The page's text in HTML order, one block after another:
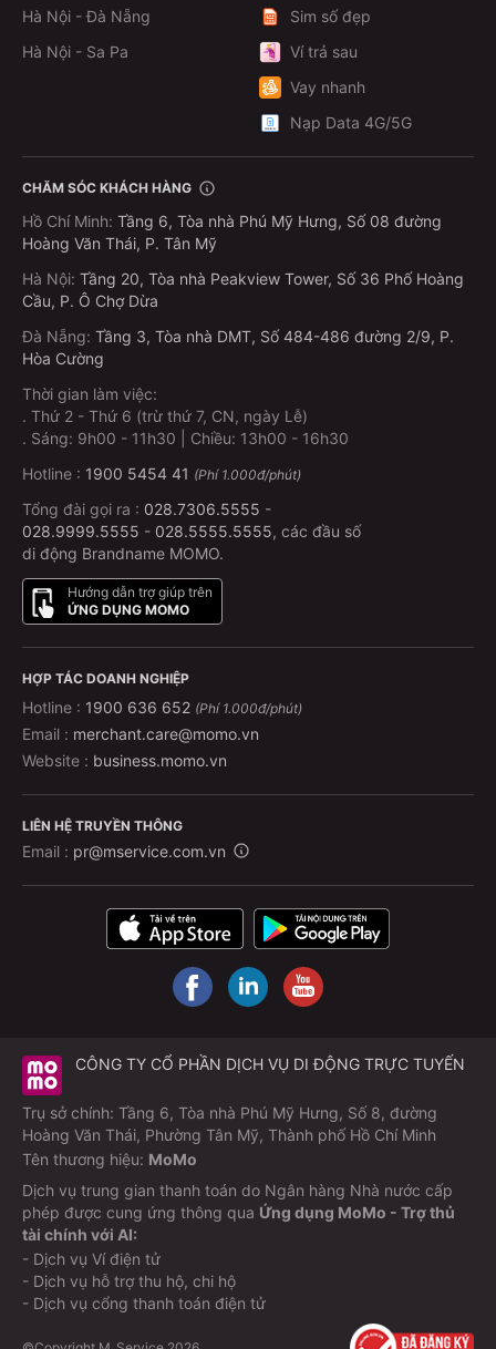
Hà Nội - Đà Nẵng
Hà Nội - Sa Pa
Sim số đẹp
Ví trả sau
Vay nhanh
Nạp Data 4G/5G
CHĂM SÓC KHÁCH HÀNG
Hồ Chí Minh: Tầng 6, Tòa nhà Phú Mỹ Hưng, Số 08 đường
Hoàng Văn Thái, P. Tân Mỹ
Hà Nội: Tầng 20, Tòa nhà Peakview Tower, Số 36 Phố Hoàng
Cầu, P. Ô Chợ Dừa
Đà Nẵng: Tầng 3, Tòa nhà DMT, Số 484-486 đường 2/9, P.
Hòa Cường
Thời gian làm việc:
. Thứ 2 - Thứ 6 (trừ thứ 7, CN, ngày Lễ)
. Sáng: 9h00 - 11h30 | Chiều: 13h00 - 16h30
Hotline : 1900 5454 41 (Phí 1.000đ/phút)
Tổng đài gọi ra : 028.7306.5555 -
028.9999.5555 - 028.5555.5555, các đầu số
di động Brandname MOMO.
Hướng dẫn trợ giúp trên
ỨNG DỤNG MOMO
HỢP TÁC DOANH NGHIỆP
Hotline : 1900 636 652 (Phí 1.000đ/phút)
Email : merchant.care@momo.vn
Website : business.momo.vn
LIÊN HỆ TRUYỀN THÔNG
Email : pr@mservice.com.vn
CÔNG TY CỔ PHẦN DỊCH VỤ DI ĐỘNG TRỰC TUYẾN
Trụ sở chính: Tầng 6, Tòa nhà Phú Mỹ Hưng, Số 8, đường
Hoàng Văn Thái, Phường Tân Mỹ, Thành phố Hồ Chí Minh
Tên thương hiệu: MoMo
Dịch vụ trung gian thanh toán do Ngân hàng Nhà nước cấp
phép được cung ứng thông qua Ứng dụng MoMo - Trợ thủ
tài chính với AI:
- Dịch vụ Ví điện tử
- Dịch vụ hỗ trợ thu hộ, chi hộ
- Dịch vụ cổng thanh toán điện tử